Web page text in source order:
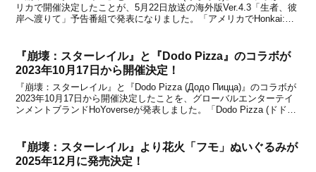
リカで開催決定したことが、5月22日放送の海外版Ver.4.3「生者、彼
岸へ渡りて」予告番組で発表になりました。「アメリカでHonkai:
『崩壊：スターレイル』と『Dodo Pizza』のコラボが
2023年10月17日から開催決定！
『崩壊：スターレイル』と『Dodo Pizza (Додо Пицца)』のコラボが
2023年10月17日から開催決定したことを、グローバルエンターテイ
ンメントブランドHoYoverseが発表しました。「Dodo Pizza (ドドピ
『崩壊：スターレイル』より花火「フモ」ぬいぐるみが
2025年12月に発売決定！